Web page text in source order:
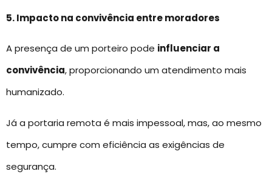
5. Impacto na convivência entre moradores
A presença de um porteiro pode influenciar a
convivência, proporcionando um atendimento mais
humanizado.
Já a portaria remota é mais impessoal, mas, ao mesmo
tempo, cumpre com eficiência as exigências de
segurança.